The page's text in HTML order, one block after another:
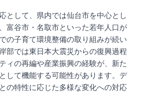
として、県内では仙台市を中心とし
富谷市・名取市といった若年人口が
の子育て環境整備の取り組みが続い
部では東日本大震災からの復興過程
ィの再編や産業振興の経験が、新た
して機能する可能性があります。デ
の特性に応じた多様な変化への対応